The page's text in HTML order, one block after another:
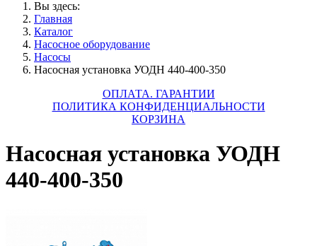
Вы здесь:
Главная
Каталог
Насосное оборудование
Насосы
Насосная установка УОДН 440-400-350
ОПЛАТА. ГАРАНТИИ
ПОЛИТИКА КОНФИДЕНЦИАЛЬНОСТИ
КОРЗИНА
Насосная установка УОДН
440-400-350